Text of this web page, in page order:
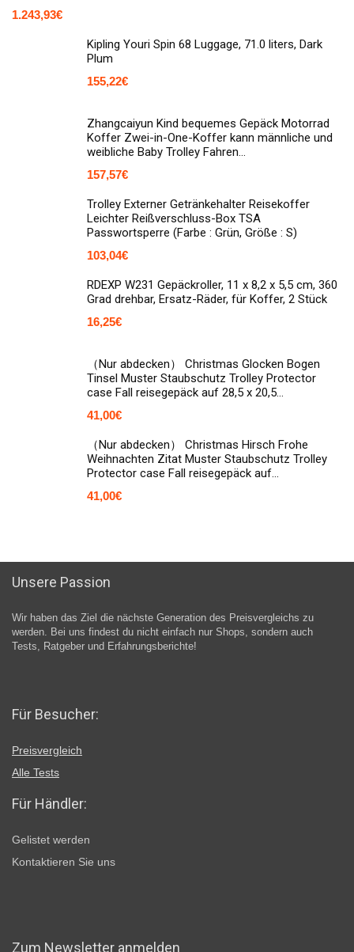
1.243,93€
Kipling Youri Spin 68 Luggage, 71.0 liters, Dark
Plum
155,22€
Zhangcaiyun Kind bequemes Gepäck Motorrad
Koffer Zwei-in-One-Koffer kann männliche und
weibliche Baby Trolley Fahren…
157,57€
Trolley Externer Getränkehalter Reisekoffer
Leichter Reißverschluss-Box TSA
Passwortsperre (Farbe : Grün, Größe : S)
103,04€
RDEXP W231 Gepäckroller, 11 x 8,2 x 5,5 cm, 360
Grad drehbar, Ersatz-Räder, für Koffer, 2 Stück
16,25€
（Nur abdecken） Christmas Glocken Bogen
Tinsel Muster Staubschutz Trolley Protector
case Fall reisegepäck auf 28,5 x 20,5…
41,00€
（Nur abdecken） Christmas Hirsch Frohe
Weihnachten Zitat Muster Staubschutz Trolley
Protector case Fall reisegepäck auf…
41,00€
Unsere Passion
Wir haben das Ziel die nächste Generation des Preisvergleichs zu
werden. Bei uns findest du nicht einfach nur Shops, sondern auch
Tests, Ratgeber und Erfahrungsberichte!
Für Besucher:
Preisvergleich
Alle Tests
Für Händler:
Gelistet werden
Kontaktieren Sie uns
Zum Newsletter anmelden